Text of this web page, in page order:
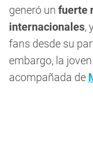
generó un fuerte
internacionales,
fans desde su
embargo, la
acompañada de